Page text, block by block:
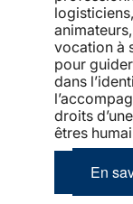
vocation à
pour
dans
droits
êtres
En